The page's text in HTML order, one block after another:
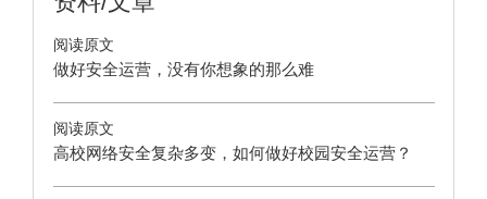
阅读原文
做好安全运营，没有你想象的那么难
阅读原文
高校网络安全复杂多变，如何做好校园安全运营？